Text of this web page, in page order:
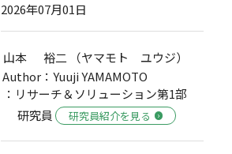
2026年07月01日
山本 裕二 （ヤマモト ユウジ）
Author：Yuuji YAMAMOTO
：リサーチ＆ソリューション第1部
研究員
研究員紹介を見る